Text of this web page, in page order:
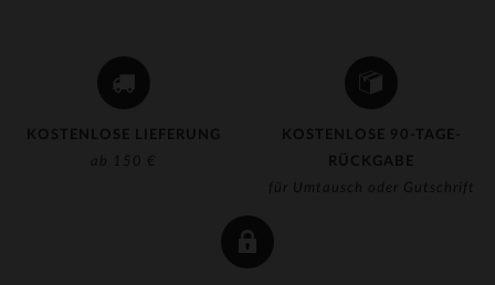
KOSTENLOSE LIEFERUNG
ab 150 €
KOSTENLOSE 90-TAGE-
RÜCKGABE
für Umtausch oder Gutschrift